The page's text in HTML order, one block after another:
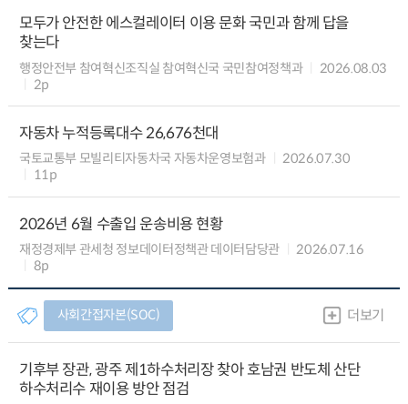
모두가 안전한 에스컬레이터 이용 문화 국민과 함께 답을
찾는다
행정안전부 참여혁신조직실 참여혁신국 국민참여정책과
2026.08.03
2p
자동차 누적등록대수 26,676천대
국토교통부 모빌리티자동차국 자동차운영보험과
2026.07.30
11p
2026년 6월 수출입 운송비용 현황
재정경제부 관세청 정보데이터정책관 데이터담당관
2026.07.16
8p
사회간접자본(SOC) 더보기
기후부 장관, 광주 제1하수처리장 찾아 호남권 반도체 산단
하수처리수 재이용 방안 점검